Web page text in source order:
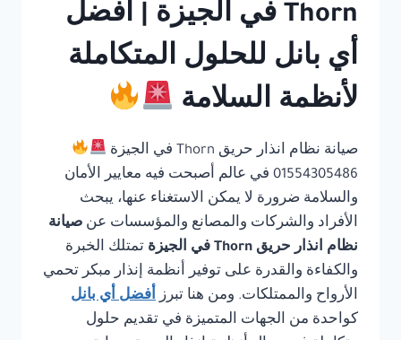
Thorn في الجيزة | أفضل
أي بانل للحلول المتكاملة
لأنظمة السلامة
صيانة نظام انذار حريق Thorn في الجيزة
01554305486 في عالم أصبحت فيه معايير الأمان
والسلامة ضرورة لا يمكن الاستغناء عنها، يبحث
الأفراد والشركات والمصانع والمؤسسات عن صيانة
نظام انذار حريق Thorn في الجيزة
تمتلك الخبرة
والكفاءة والقدرة على توفير أنظمة إنذار مبكر تحمي
الأرواح والممتلكات. ومن هنا تبرز أفضل أي بانل
كواحدة من الجهات المتميزة في تقديم حلول